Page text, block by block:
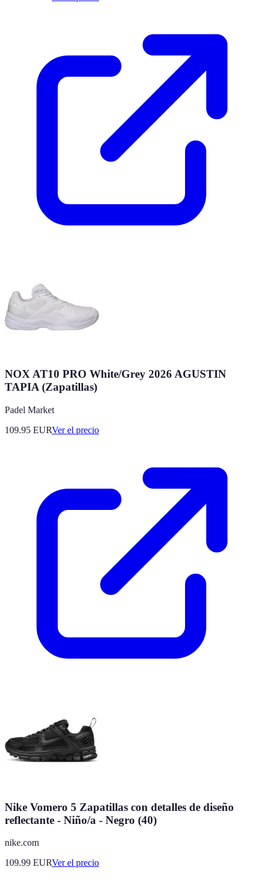
NOX AT10 PRO White/Grey 2026 AGUSTIN
TAPIA (Zapatillas)
Padel Market
109.95 EURVer el precio
Nike Vomero 5 Zapatillas con detalles de diseño
reflectante - Niño/a - Negro (40)
nike.com
109.99 EURVer el precio